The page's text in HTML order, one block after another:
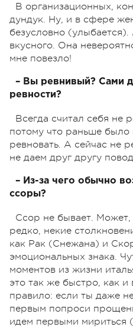
В организационных,
дундук. Ну, и в сфере
безусловно
вкусного. Она
мне повезло!
– Вы ревнивый? Сами
ревности?
Всегда считал себя не
потому что раньше было
ревновать. А сейчас не
не даем друг другу
– Из-за чего обычно
ссоры?
Ссор не бывает. Может,
редко, некие
как Рак (Снежана) и
эмоциональных знака.
моментов из жизни
это так же быстро, как и
правило: если ты даже
первым попроси
идем первыми мириться